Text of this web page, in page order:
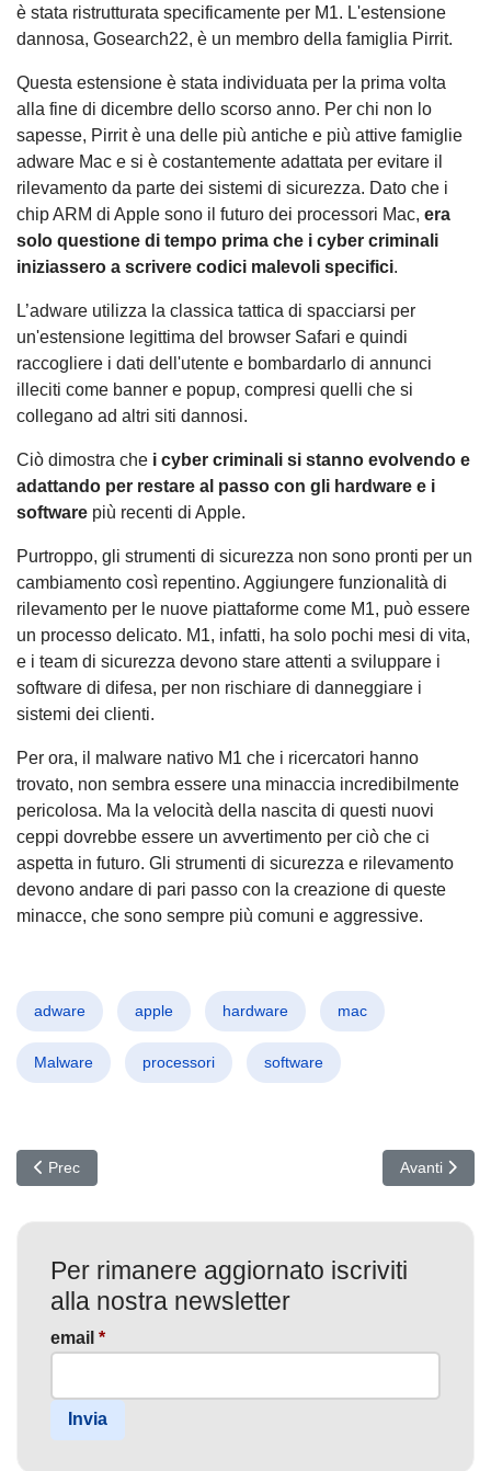
è stata ristrutturata specificamente per M1. L'estensione
dannosa, Gosearch22, è un membro della famiglia Pirrit.
Questa estensione è stata individuata per la prima volta
alla fine di dicembre dello scorso anno. Per chi non lo
sapesse, Pirrit è una delle più antiche e più attive famiglie
adware Mac e si è costantemente adattata per evitare il
rilevamento da parte dei sistemi di sicurezza. Dato che i
chip ARM di Apple sono il futuro dei processori Mac, era
solo questione di tempo prima che i cyber criminali
iniziassero a scrivere codici malevoli specifici.
L’adware utilizza la classica tattica di spacciarsi per
un'estensione legittima del browser Safari e quindi
raccogliere i dati dell'utente e bombardarlo di annunci
illeciti come banner e popup, compresi quelli che si
collegano ad altri siti dannosi.
Ciò dimostra che i cyber criminali si stanno evolvendo e
adattando per restare al passo con gli hardware e i
software più recenti di Apple.
Purtroppo, gli strumenti di sicurezza non sono pronti per un
cambiamento così repentino. Aggiungere funzionalità di
rilevamento per le nuove piattaforme come M1, può essere
un processo delicato. M1, infatti, ha solo pochi mesi di vita,
e i team di sicurezza devono stare attenti a sviluppare i
software di difesa, per non rischiare di danneggiare i
sistemi dei clienti.
Per ora, il malware nativo M1 che i ricercatori hanno
trovato, non sembra essere una minaccia incredibilmente
pericolosa. Ma la velocità della nascita di questi nuovi
ceppi dovrebbe essere un avvertimento per ciò che ci
aspetta in futuro. Gli strumenti di sicurezza e rilevamento
devono andare di pari passo con la creazione di queste
minacce, che sono sempre più comuni e aggressive.
adware apple hardware mac
Malware processori software
Articolo precedente: Attacchi Spam e Phishing 2020 – Le
Prec Articolo
Avanti
Per rimanere aggiornato iscriviti
alla nostra newsletter
email *
Invia